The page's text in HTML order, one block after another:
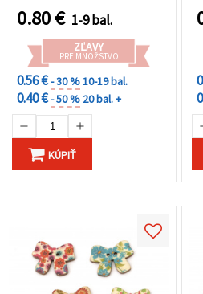
0.80€ 1-9 bal.
ZĽAVY
PRE MNOŽSTVO
0.56 €- 30 %10-19 bal.
0.40 €- 50 % 20 bal. +
KÚPIŤ